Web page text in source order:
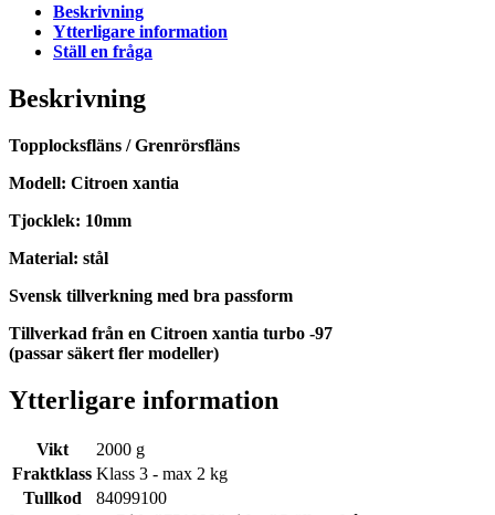
Beskrivning
Ytterligare information
Ställ en fråga
Beskrivning
Topplocksfläns / Grenrörsfläns
Modell: Citroen xantia
Tjocklek: 10mm
Material: stål
Svensk tillverkning med bra passform
Tillverkad från en Citroen xantia turbo -97
(passar säkert fler modeller)
Ytterligare information
Vikt
2000 g
Fraktklass Klass 3 - max 2 kg
Tullkod
84099100